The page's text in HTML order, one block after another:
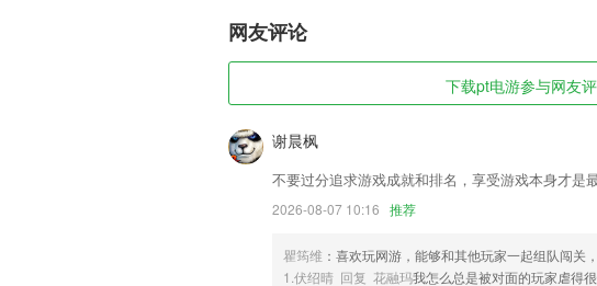
的朋友快来趣趣手游网下载体验吧。
1,整合各学科的医学会议、论坛、培训及课程；
2,科学计算，精准快捷
3,还有更多生活便利服务，电视台节目点播等，让你足不出
4,患者管理：医生可以对患者进行标记和备注，方便管理
6,清理软件缓存以释放更多空间。
网友评论
下载pt电游参与网友
谢晨枫
不要过分追求游戏成就和排名，享受游戏本身才是
2026-08-07 10:16 推荐
瞿筠维 ：喜欢玩网游，能够和其他玩家一起组队闯关
1.伏绍晴 回复 花融玛我怎么总是被对面的玩家虐得